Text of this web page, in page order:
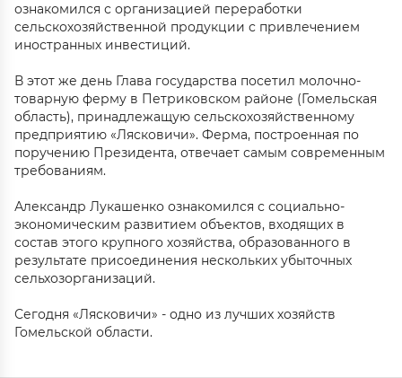
ознакомился с организацией переработки
сельскохозяйственной продукции с привлечением
иностранных инвестиций.
В этот же день Глава государства посетил молочно-
товарную ферму в Петриковском районе (Гомельская
область), принадлежащую сельскохозяйственному
предприятию «Лясковичи». Ферма, построенная по
поручению Президента, отвечает самым современным
требованиям.
Александр Лукашенко ознакомился с социально-
экономическим развитием объектов, входящих в
состав этого крупного хозяйства, образованного в
результате присоединения нескольких убыточных
сельхозорганизаций.
Сегодня «Лясковичи» - одно из лучших хозяйств
Гомельской области.